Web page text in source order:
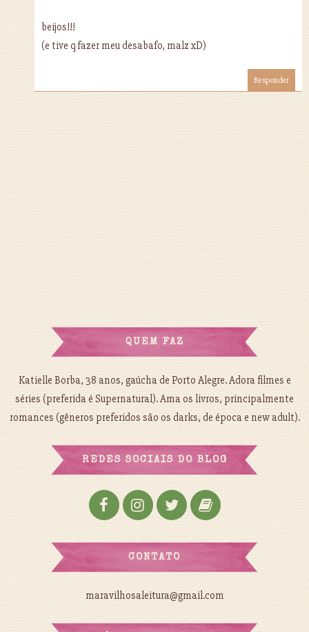
beijos!!!
(e tive q fazer meu desabafo, malz xD)
Responder
QUEM FAZ
Katielle Borba, 38 anos, gaúcha de Porto Alegre. Adora filmes e
séries (preferida é Supernatural). Ama os livros, principalmente
romances (gêneros preferidos são os darks, de época e new adult).
REDES SOCIAIS DO BLOG
CONTATO
maravilhosaleitura@gmail.com